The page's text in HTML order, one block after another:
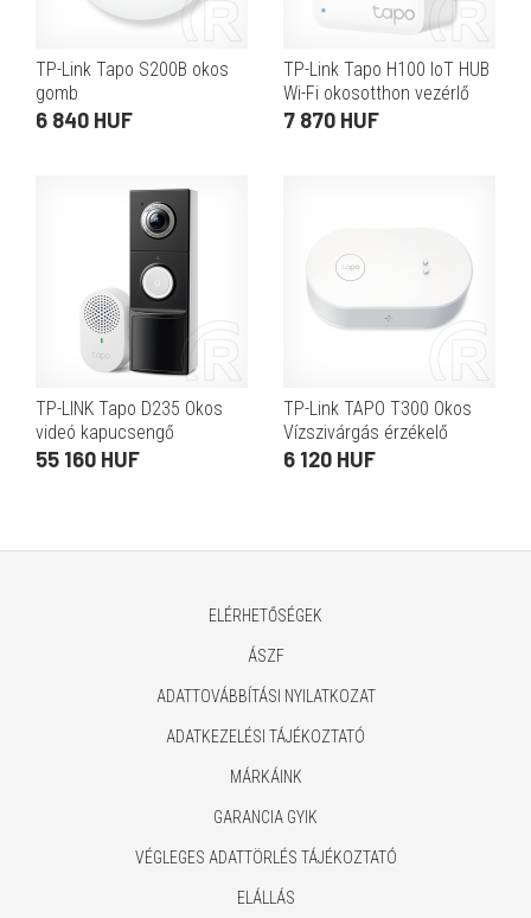
TP-Link Tapo S200B okos
gomb
6 840 HUF
TP-Link Tapo H100 IoT HUB
Wi-Fi okosotthon vezérlő
(fehér)
7 870 HUF
TP-LINK Tapo D235 Okos
videó kapucsengő
55 160 HUF
TP-Link TAPO T300 Okos
Vízszivárgás érzékelő
6 120 HUF
ELÉRHETŐSÉGEK
ÁSZF
ADATTOVÁBBÍTÁSI NYILATKOZAT
ADATKEZELÉSI TÁJÉKOZTATÓ
MÁRKÁINK
GARANCIA GYIK
VÉGLEGES ADATTÖRLÉS TÁJÉKOZTATÓ
ELÁLLÁS